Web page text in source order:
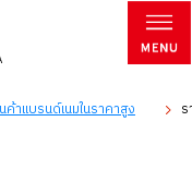
าแบรนด์เนมในราคาสูง